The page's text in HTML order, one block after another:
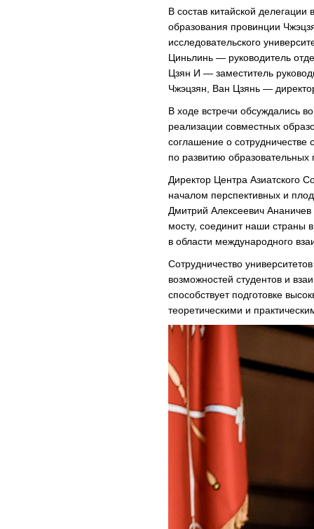
В состав китайской
образования провинции
исследовательского
Циньлинь — руководитель
Цзян И — заместитель
Чжэцзян, Ван Цзянь —
В ходе встречи обсуждались
реализации совместных
соглашение о сотрудничестве
по развитию
Директор Центра Азиатского
началом перспективных и
Дмитрий Алексеевич
мосту, соединит наши страны
в области международного
Сотрудничество
возможностей студентов и
способствует подготовке
теоретическими и